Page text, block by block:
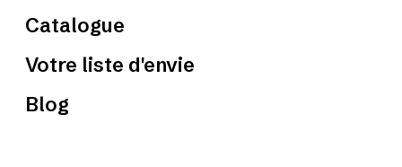
Catalogue
Votre liste d'envie
Blog